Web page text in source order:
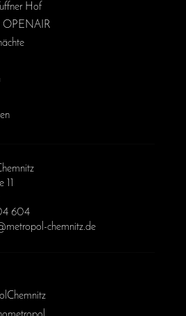
Hof
OPENAIR
11
604
chemnitz.de